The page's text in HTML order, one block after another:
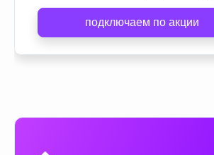
подключаем по акции